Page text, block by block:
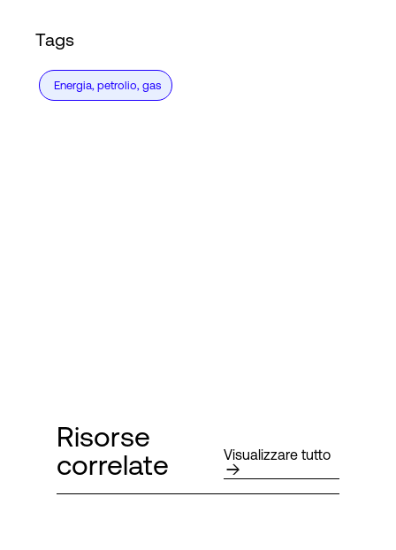
Tags
Energia, petrolio, gas
Risorse
correlate
Visualizzare tutto